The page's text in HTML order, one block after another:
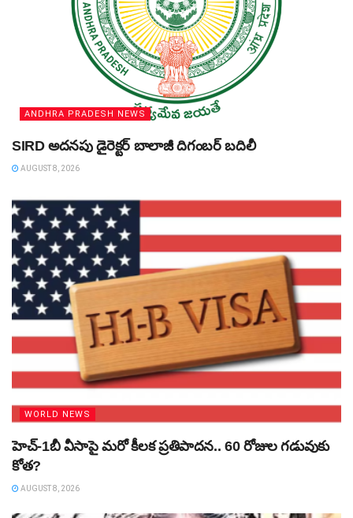
ANDHRA PRADESH NEWS
SIRD అదనపు డైరెక్టర్‌ బాలాజీ దిగంబర్‌ బదిలీ
AUGUST 8, 2026
WORLD NEWS
హెచ్‌-1బీ వీసాపై మరో కీలక ప్రతిపాదన.. 60 రోజుల గడువుకు
కోత?
AUGUST 8, 2026